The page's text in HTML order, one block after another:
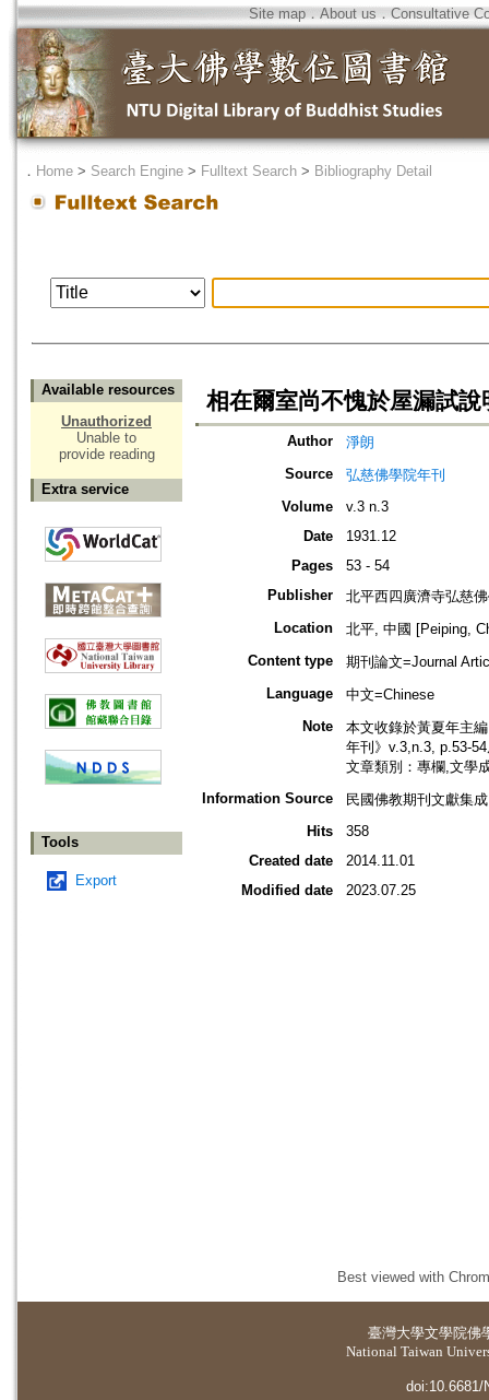
Site map．About us ． Consultative
． Home > Search Engine > Fulltext Search > Bibliography Detail
Available resources
Unauthorized
Unable to
provide reading
Extra service
Tools
Export
相在爾室尚不愧於屋漏試說
Author
淨朗
Source
弘慈佛學院年刊
Volume
v.3 n.3
Date
1931.12
Pages
53 - 54
Publisher
北平西四廣濟寺弘慈
Location
北平, 中國 [Peiping,
Content type
期刊論文=Journal
Language
中文=Chinese
Note
本文收錄於黃夏年主
年刊》v.3,n.3, p.53-
文章類別：專欄,文學
Information Source
民國佛教期刊文獻集
Hits
358
Created date
2014.11.01
Modified date
2023.07.25
Best viewed with
臺灣大學文學院佛
National Taiwan
doi:10.6681/